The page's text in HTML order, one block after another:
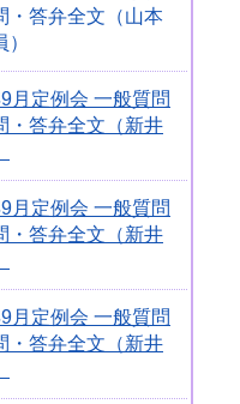
・答弁全文（山本
月定例会 一般質問
・答弁全文（新井
月定例会 一般質問
・答弁全文（新井
月定例会 一般質問
・答弁全文（新井